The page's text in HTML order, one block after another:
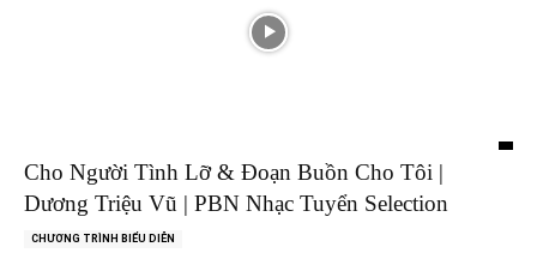
Cho Người Tình Lỡ & Đoạn Buồn Cho Tôi |
Dương Triệu Vũ | PBN Nhạc Tuyển Selection
CHƯƠNG TRÌNH BIỂU DIỄN